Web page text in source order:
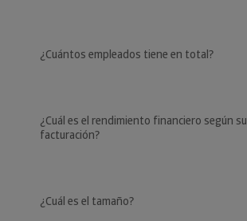
¿Cuántos empleados tiene en total?
¿Cuál es el rendimiento financiero según su
facturación?
¿Cuál es el tamaño?